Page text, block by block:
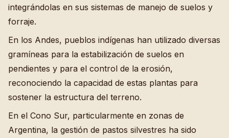
integrándolas en sus sistemas de manejo de suelos y
forraje.
En los Andes, pueblos indígenas han utilizado diversas
gramíneas para la estabilización de suelos en
pendientes y para el control de la erosión,
reconociendo la capacidad de estas plantas para
sostener la estructura del terreno.
En el Cono Sur, particularmente en zonas de
Argentina, la gestión de pastos silvestres ha sido